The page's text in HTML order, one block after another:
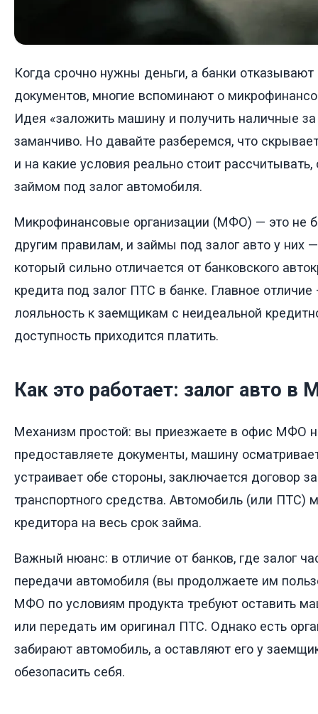
Когда срочно нужны деньги, а банки отказывают
документов, многие вспоминают о
Идея «заложить машину и получить наличные за
заманчиво. Но давайте разберемся, что
и на какие условия реально стоит
займом под залог автомобиля.
Микрофинансовые организации (МФО) — это не
другим правилам, и займы под залог авто у них
который сильно отличается от банковского
кредита под залог ПТС в банке. Главное отличие
лояльность к заемщикам с неидеальной
доступность приходится платить.
Как это работает: залог авто в
Механизм простой: вы приезжаете в офис МФО
предоставляете документы, машину
устраивает обе стороны, заключается договор
транспортного средства. Автомобиль (или ПТС)
кредитора на весь срок займа.
Важный нюанс: в отличие от банков, где залог
передачи автомобиля (вы продолжаете им
МФО по условиям продукта требуют оставить
или передать им оригинал ПТС. Однако есть
забирают автомобиль, а оставляют его у
обезопасить себя.